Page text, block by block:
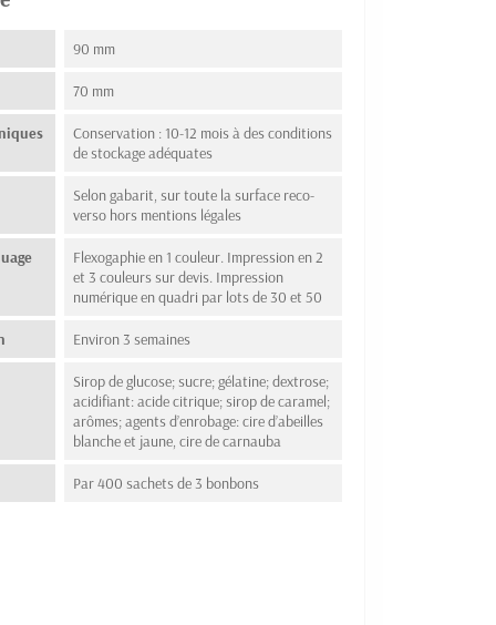
90 mm
70 mm
Conservation : 10-12 mois à des conditions
de stockage adéquates
Selon gabarit, sur toute la surface reco-
verso hors mentions légales
Flexogaphie en 1 couleur. Impression en 2
et 3 couleurs sur devis. Impression
numérique en quadri par lots de 30 et 50
Environ 3 semaines
Sirop de glucose; sucre; gélatine; dextrose;
acidifiant: acide citrique; sirop de caramel;
arômes; agents d’enrobage: cire d’abeilles
blanche et jaune, cire de carnauba
Par 400 sachets de 3 bonbons